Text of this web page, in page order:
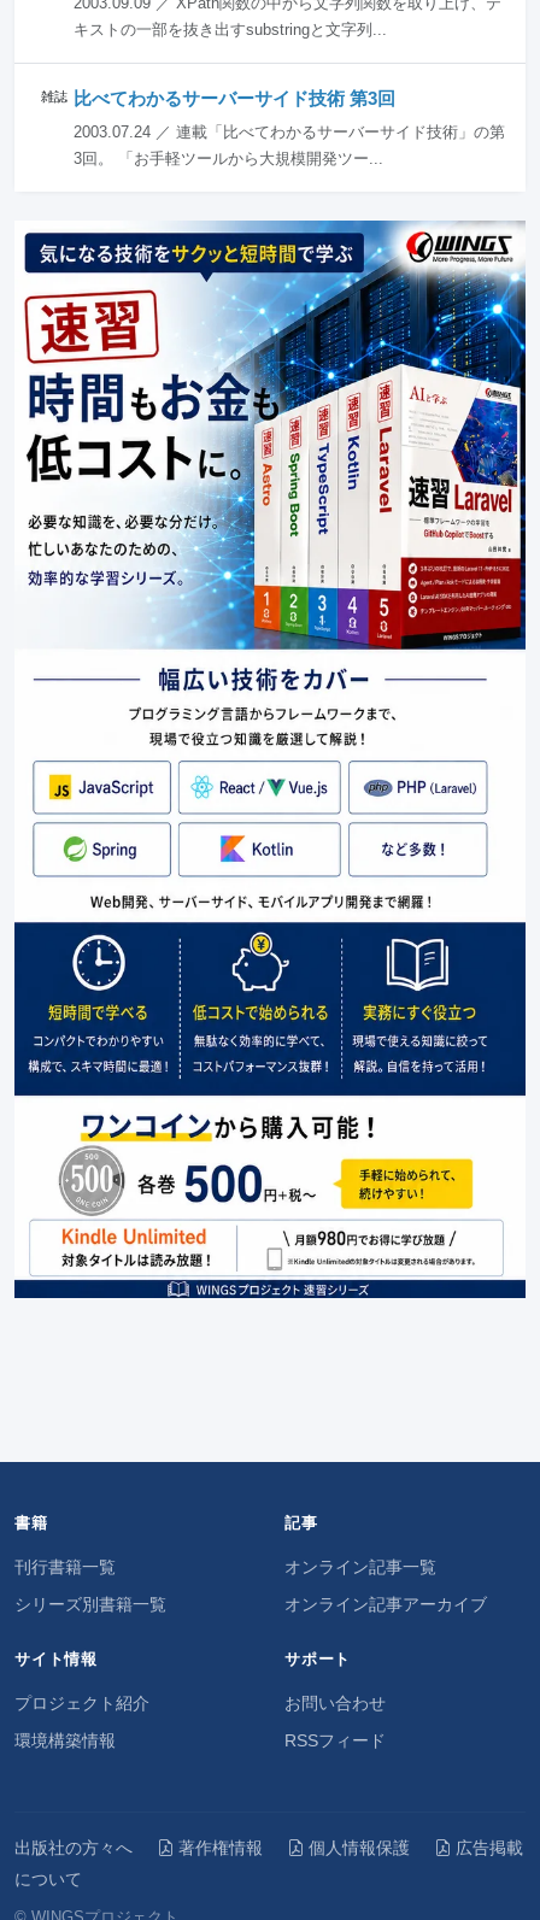
キストの一部を抜き出すsubstringと文字列...
雑誌 比べてわかるサーバーサイド技術 第3回
2003.07.24 ／ 連載「比べてわかるサーバーサイド技術」の第
3回。 「お手軽ツールから大規模開発ツー...
書籍
刊行書籍一覧
シリーズ別書籍一覧
記事
オンライン記事一覧
オンライン記事アーカイブ
サイト情報
プロジェクト紹介
環境構築情報
サポート
お問い合わせ
RSSフィード
出版社の方々へ 著作権情報 個人情報保護
広告掲載
について